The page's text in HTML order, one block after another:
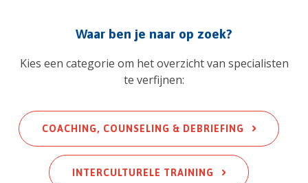
Waar ben je naar op zoek?
Kies een categorie om het overzicht van specialisten
te verfijnen:
COACHING, COUNSELING & DEBRIEFING
INTERCULTURELE TRAINING